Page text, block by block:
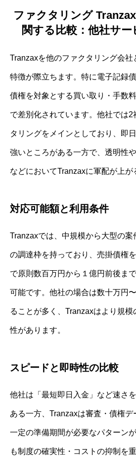
ファクタリング
関する比較：他社サ
Tranzaxを他のファクタリング会
特徴が際立ちます。特に電子記録
債権を対象とする買い取り・手数
で差別化されています。他社では2
タリングをメインとしており、即
強いところがある一方で、透明性
などにおいてTranzaxに軍配が上が
対応可能額と利用条件
Tranzaxでは、中規模から大型の案
の調達枠を持っており、売掛債権
で原則数百万円から１億円前後ま
可能です。他社の場合は数十万円
ることが多く、Tranzaxはより規
性があります。
スピードと即時性の比較
他社は「最短即日入金」など速さ
ある一方、Tranzaxは審査・債権
一定の準備期間が必要なパターン
も制度の確実性・コストの抑制を